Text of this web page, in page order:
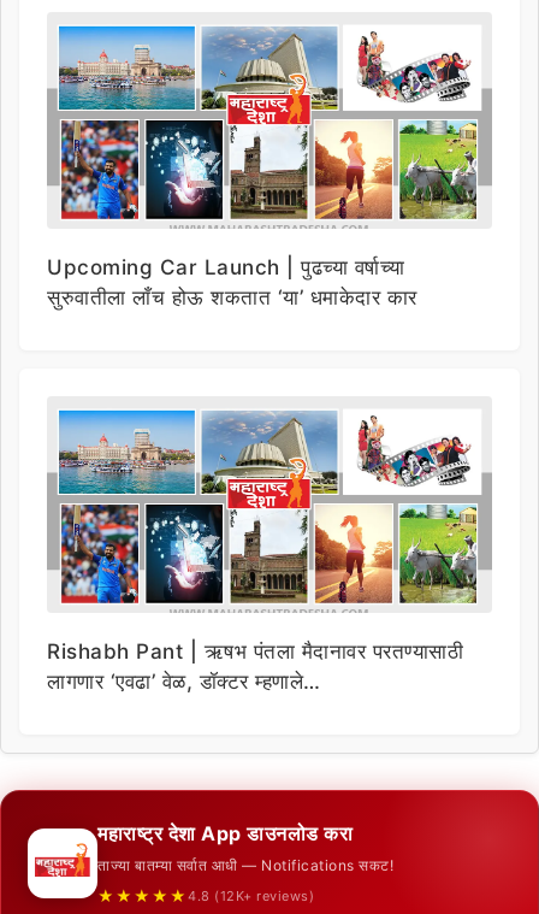
Upcoming Car Launch | पुढच्या वर्षाच्या
सुरुवातीला लाँच होऊ शकतात ‘या’ धमाकेदार कार
Rishabh Pant | ऋषभ पंतला मैदानावर परतण्यासाठी
लागणार ‘एवढा’ वेळ, डॉक्टर म्हणाले…
महाराष्ट्र देशा App डाउनलोड करा
ताज्या बातम्या सर्वात आधी — Notifications सकट!
★★★★★ 4.8 (12K+ reviews)